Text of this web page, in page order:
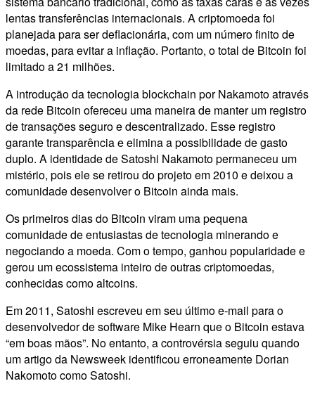
lentas transferências internacionais. A criptomoeda foi
planejada para ser deflacionária, com um número finito de
moedas, para evitar a inflação. Portanto, o total de Bitcoin foi
limitado a 21 milhões.
A introdução da tecnologia blockchain por Nakamoto através
da rede Bitcoin ofereceu uma maneira de manter um registro
de transações seguro e descentralizado. Esse registro
garante transparência e elimina a possibilidade de gasto
duplo. A identidade de Satoshi Nakamoto permaneceu um
mistério, pois ele se retirou do projeto em 2010 e deixou a
comunidade desenvolver o Bitcoin ainda mais.
Os primeiros dias do Bitcoin viram uma pequena
comunidade de entusiastas de tecnologia minerando e
negociando a moeda. Com o tempo, ganhou popularidade e
gerou um ecossistema inteiro de outras criptomoedas,
conhecidas como altcoins.
Em 2011, Satoshi escreveu em seu último e-mail para o
desenvolvedor de software Mike Hearn que o Bitcoin estava
“em boas mãos”. No entanto, a controvérsia seguiu quando
um artigo da Newsweek identificou erroneamente Dorian
Nakomoto como Satoshi.